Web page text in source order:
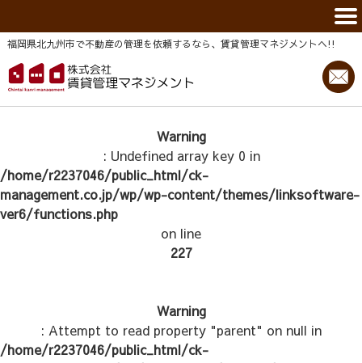
福岡県北九州市で不動産の管理を依頼するなら、賃貸管理マネジメントヘ!!
Warning
: Undefined array key 0 in
/home/r2237046/public_html/ck-
management.co.jp/wp/wp-content/themes/linksoftware-
ver6/functions.php
on line
227
Warning
: Attempt to read property "parent" on null in
/home/r2237046/public_html/ck-